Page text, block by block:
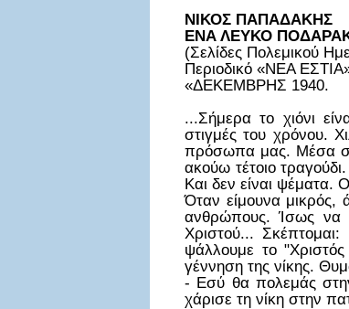
ΝΙΚΟΣ ΠΑΠΑΔΑΚΗΣ
ΕΝΑ ΛΕΥΚΟ
(Σελίδες Πολεμικού
Περιοδικό «ΝΕΑ
«ΔΕΚΕΜΒΡΗΣ 1940.
...Σήμερα το χιόνι
στιγμές του χρόνου.
πρόσωπα μας. Μέσα
ακούω τέτοιο
Και δεν είναι ψέματα.
Όταν είμουνα μικρός,
ανθρώπους. Ίσως να
Χριστού... Σκέπτομαι:
ψάλλουμε το
γέννηση της νίκης.
- Εσύ θα πολεμάς
χάρισε τη νίκη στην